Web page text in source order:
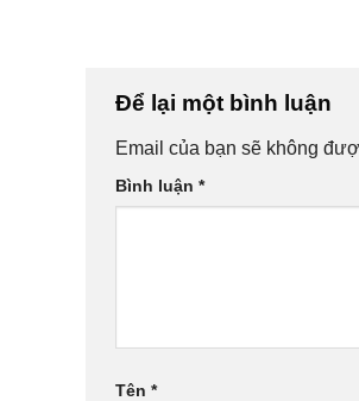
Để lại một bình luận
Email của bạn sẽ không
Bình luận *
Tên *